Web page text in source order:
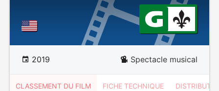
2019 Spectacle musical
CLASSEMENT DU FILM FICHE TECHNIQUE